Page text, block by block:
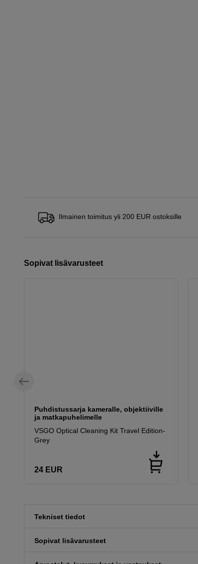
Ilmainen toimitus yli 200 EUR ostoksille
Sopivat lisävarusteet
Puhdistussarja kameralle, objektiiville
ja matkapuhelimelle
VSGO Optical Cleaning Kit Travel Edition-
Grey
24 EUR
Tekniset tiedot
Sopivat lisävarusteet